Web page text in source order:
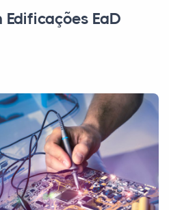
EaD